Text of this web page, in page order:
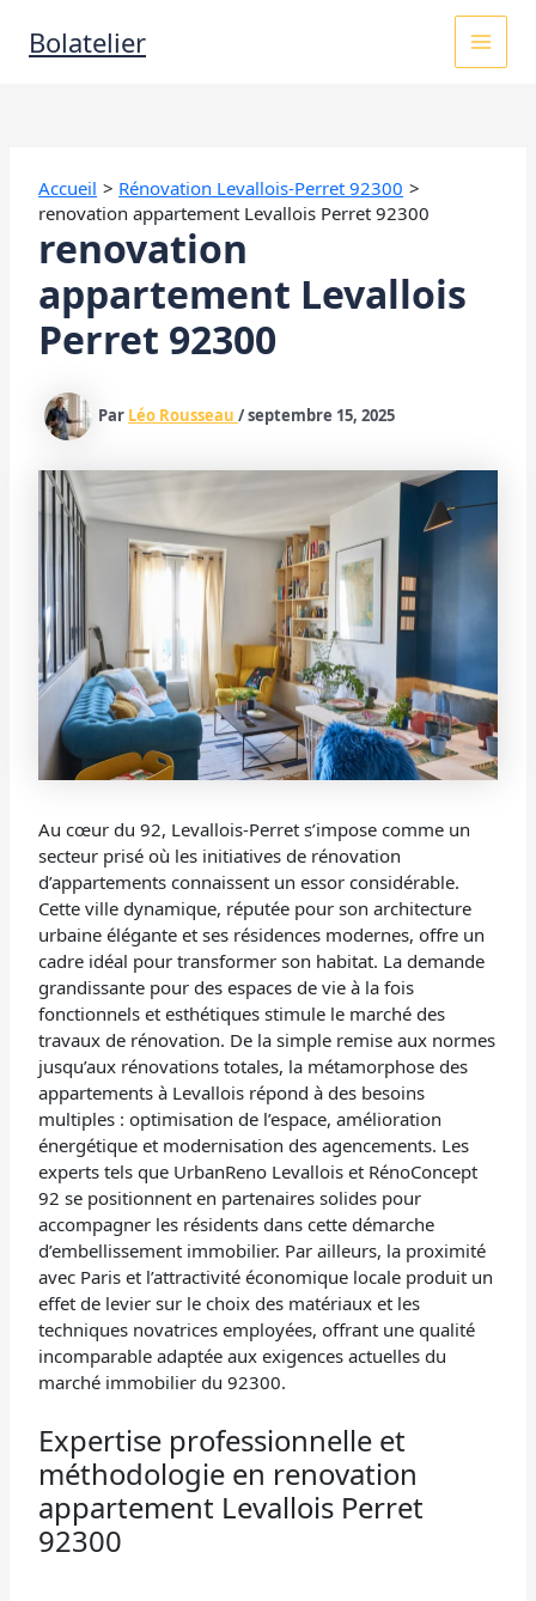
contenu
Bolatelier
MAIN
Accueil
Rénovation Levallois-Perret 92300
renovation appartement Levallois Perret 92300
renovation
appartement Levallois
Perret 92300
Par Léo Rousseau/septembre 15, 2025
Au cœur du 92, Levallois-Perret s’impose comme un
secteur prisé où les initiatives de rénovation
d’appartements connaissent un essor considérable.
Cette ville dynamique, réputée pour son architecture
urbaine élégante et ses résidences modernes, offre un
cadre idéal pour transformer son habitat. La demande
grandissante pour des espaces de vie à la fois
fonctionnels et esthétiques stimule le marché des
travaux de rénovation. De la simple remise aux normes
jusqu’aux rénovations totales, la métamorphose des
appartements à Levallois répond à des besoins
multiples : optimisation de l’espace, amélioration
énergétique et modernisation des agencements. Les
experts tels que UrbanReno Levallois et RénoConcept
92 se positionnent en partenaires solides pour
accompagner les résidents dans cette démarche
d’embellissement immobilier. Par ailleurs, la proximité
avec Paris et l’attractivité économique locale produit un
effet de levier sur le choix des matériaux et les
techniques novatrices employées, offrant une qualité
incomparable adaptée aux exigences actuelles du
marché immobilier du 92300.
Expertise professionnelle et
méthodologie en renovation
appartement Levallois Perret
92300